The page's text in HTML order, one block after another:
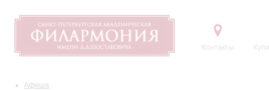
Контакты
Афиша